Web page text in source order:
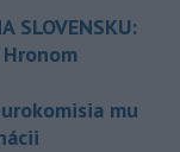
SLOVENSKU:
mu